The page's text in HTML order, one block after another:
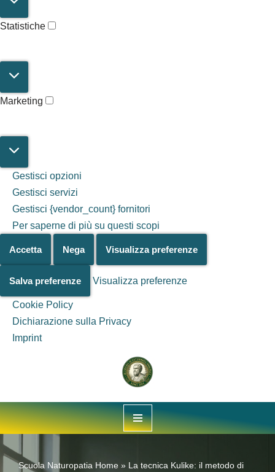
Statistiche
Marketing
Gestisci opzioni
Gestisci servizi
Gestisci {vendor_count} fornitori
Per saperne di più su questi scopi
Accetta Nega Visualizza preferenze
Salva preferenze Visualizza preferenze
Cookie Policy
Dichiarazione sulla Privacy
Imprint
Salta al
contenuto
Scuola Naturopatia Home » La tecnica Kulike: il metodo di